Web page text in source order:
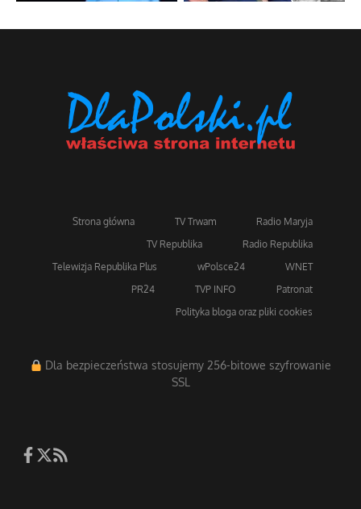
Strona główna TV Trwam
Radio Maryja
TV Republika
Radio Republika
Telewizja Republika Plus
wPolsce24
WNET
PR24
TVP INFO
Patronat
Polityka bloga oraz pliki cookies
Dla bezpieczeństwa stosujemy 256-bitowe szyfrowanie
SSL